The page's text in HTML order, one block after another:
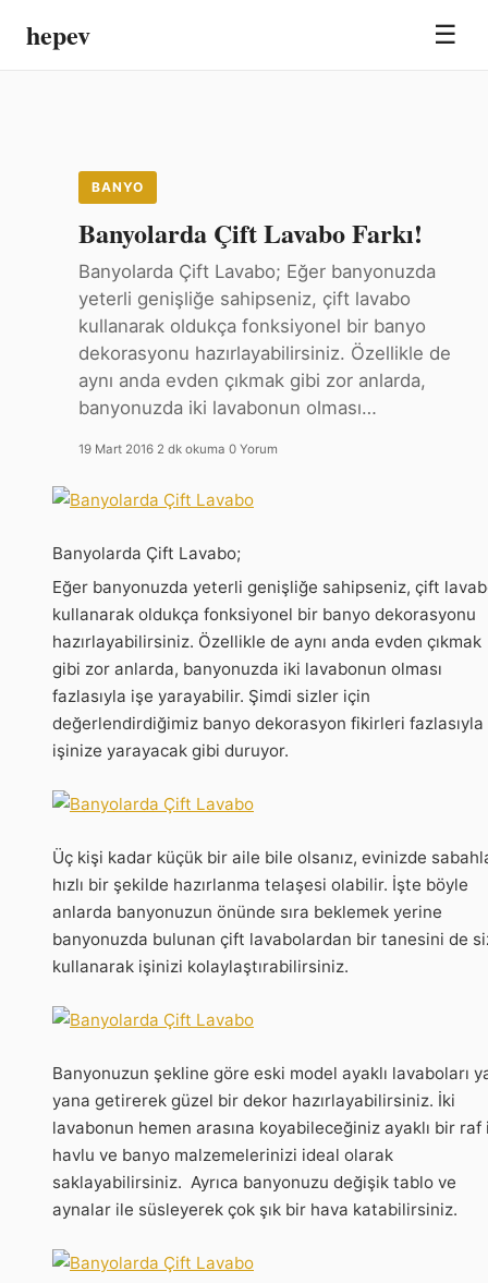
hepev ☰
BANYO
Banyolarda Çift Lavabo Farkı!
Banyolarda Çift Lavabo; Eğer banyonuzda
yeterli genişliğe sahipseniz, çift lavabo
kullanarak oldukça fonksiyonel bir banyo
dekorasyonu hazırlayabilirsiniz. Özellikle de
aynı anda evden çıkmak gibi zor anlarda,
banyonuzda iki lavabonun olması…
19 Mart 2016 2 dk okuma 0 Yorum
Banyolarda Çift Lavabo;
Eğer banyonuzda yeterli genişliğe sahipseniz, çift
kullanarak oldukça fonksiyonel bir banyo dekorasyonu
hazırlayabilirsiniz. Özellikle de aynı anda evden çıkmak
gibi zor anlarda, banyonuzda iki lavabonun olması
fazlasıyla işe yarayabilir. Şimdi sizler için
değerlendirdiğimiz banyo dekorasyon fikirleri fazlasıyla
işinize yarayacak gibi duruyor.
Üç kişi kadar küçük bir aile bile olsanız, evinizde
hızlı bir şekilde hazırlanma telaşesi olabilir. İşte böyle
anlarda banyonuzun önünde sıra beklemek yerine
banyonuzda bulunan çift lavabolardan bir tanesini de
kullanarak işinizi kolaylaştırabilirsiniz.
Banyonuzun şekline göre eski model ayaklı lavaboları
yana getirerek güzel bir dekor hazırlayabilirsiniz. İki
lavabonun hemen arasına koyabileceğiniz ayaklı bir raf
havlu ve banyo malzemelerinizi ideal olarak
saklayabilirsiniz. Ayrıca banyonuzu değişik tablo ve
aynalar ile süsleyerek çok şık bir hava katabilirsiniz.